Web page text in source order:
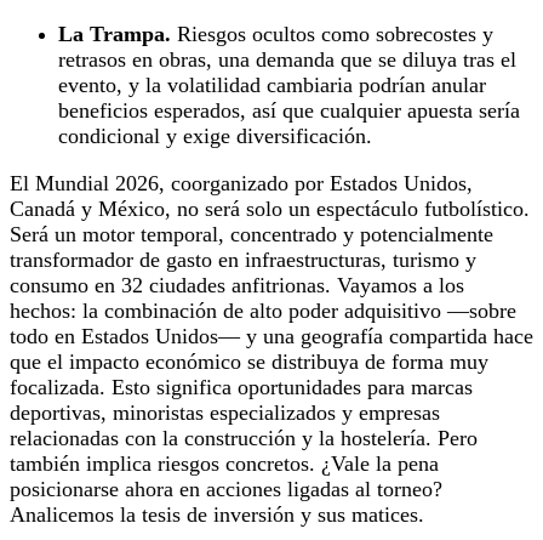
La Trampa. Riesgos ocultos como sobrecostes y
retrasos en obras, una demanda que se diluya tras el
evento, y la volatilidad cambiaria podrían anular
beneficios esperados, así que cualquier apuesta sería
condicional y exige diversificación.
El Mundial 2026, coorganizado por Estados Unidos,
Canadá y México, no será solo un espectáculo futbolístico.
Será un motor temporal, concentrado y potencialmente
transformador de gasto en infraestructuras, turismo y
consumo en 32 ciudades anfitrionas. Vayamos a los
hechos: la combinación de alto poder adquisitivo —sobre
todo en Estados Unidos— y una geografía compartida hace
que el impacto económico se distribuya de forma muy
focalizada. Esto significa oportunidades para marcas
deportivas, minoristas especializados y empresas
relacionadas con la construcción y la hostelería. Pero
también implica riesgos concretos. ¿Vale la pena
posicionarse ahora en acciones ligadas al torneo?
Analicemos la tesis de inversión y sus matices.